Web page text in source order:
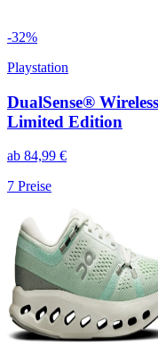
-32%
Playstation
DualSense®
Limited Edition
ab 84,99 €
7 Preise